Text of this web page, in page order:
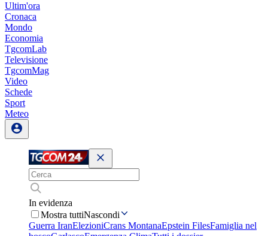
Ultim'ora
Cronaca
Mondo
Economia
TgcomLab
Televisione
TgcomMag
Video
Schede
Sport
Meteo
In evidenza
Mostra tuttiNascondi
Guerra IranElezioniCrans MontanaEpstein FilesFamiglia nel